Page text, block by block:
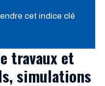
cet indice clé
travaux et
simulations